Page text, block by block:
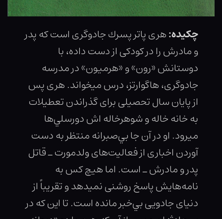
چکیده:هرى پاتر پسرك جادوگرى است كه پدر
و مادرش را در كودكى از دست داده، با
دوستانش «رون» و «هرميون» در مدرسه
جادوگرى، هاگوارتز، درس ميخواند. هرى پس
از پايان سال تحصيلى براى گذراندن تعطيلات
به خانه خاله و شوهرخاله اش دورسلي‌ها
ميرود. او در آن جا بي‌صبرانه منتظر به دست
آوردن اخبارى از فعاليت‌هاى ولدمورت ـ قاتل
پدر و مادرش ـ است. اما هيچ كس به
نامه‌هايش پاسخ روشنى نميدهد و تقريباً از
دنياى جادويى بي‌خبر مانده است. تا اين كه در